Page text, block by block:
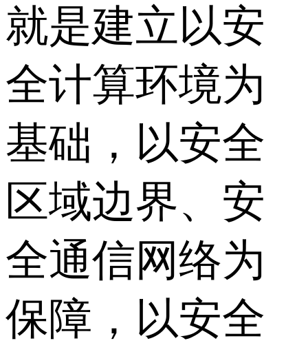
就是建立以安
全计算环境为
基础，以安全
区域边界、安
全通信网络为
保障，以安全